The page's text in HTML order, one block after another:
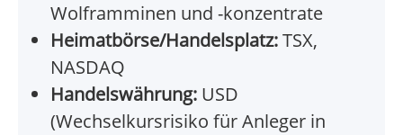
Wolframminen und -konzentrate
Heimatbörse/Handelsplatz:TSX,
NASDAQ
Handelswährung: USD
(Wechselkursrisiko für Anleger in